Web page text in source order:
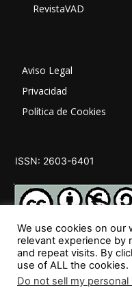
RevistaVAD
Aviso Legal
Privacidad
Política de Cookies
ISSN: 2603-6401
We use cookies on our
relevant experience by
and repeat visits. By
use of ALL the cookies.
Do not sell my personal